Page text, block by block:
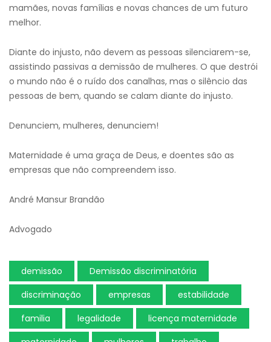
mamães, novas famílias e novas chances de um futuro
melhor.
Diante do injusto, não devem as pessoas silenciarem-se,
assistindo passivas a demissão de mulheres. O que destrói
o mundo não é o ruído dos canalhas, mas o silêncio das
pessoas de bem, quando se calam diante do injusto.
Denunciem, mulheres, denunciem!
Maternidade é uma graça de Deus, e doentes são as
empresas que não compreendem isso.
André Mansur Brandão
Advogado
demissão
Demissão discriminatória
discriminação
empresas
estabilidade
familia
legalidade
licença maternidade